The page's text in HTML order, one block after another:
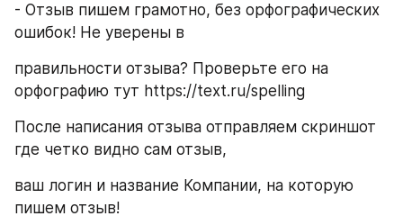
- Отзыв пишем грамотно, без орфографических
ошибок! Не уверены в
правильности отзыва? Проверьте его на
орфографию тут https://text.ru/spelling
После написания отзыва отправляем скриншот
где четко видно сам отзыв,
ваш логин и название Компании, на которую
пишем отзыв!